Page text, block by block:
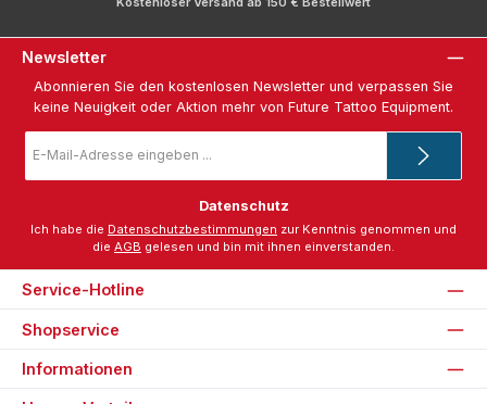
Newsletter
Abonnieren Sie den kostenlosen Newsletter und verpassen Sie
keine Neuigkeit oder Aktion mehr von Future Tattoo Equipment.
Mail-
*
Datenschutz
Ich habe die Datenschutzbestimmungen zur Kenntnis genommen und
die AGB gelesen und bin mit ihnen einverstanden.
Service-Hotline
Shopservice
Informationen